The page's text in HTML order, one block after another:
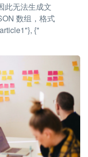
此无法生成文
数组，格式
{"